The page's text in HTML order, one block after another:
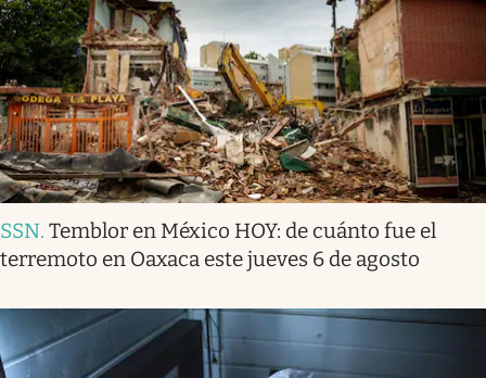
SSN. Temblor en México HOY: de cuánto fue el
terremoto en Oaxaca este jueves 6 de agosto